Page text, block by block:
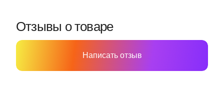
Отзывы о товаре
Написать отзыв